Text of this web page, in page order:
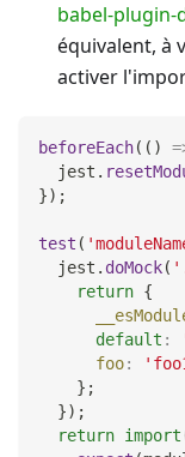
babel-
équivalent, à
activer
beforeEach( ( )
  jest
.
}) ;
test (
  jest
. doMock(
return {
default :
foo:
} ;
}) ;
return import